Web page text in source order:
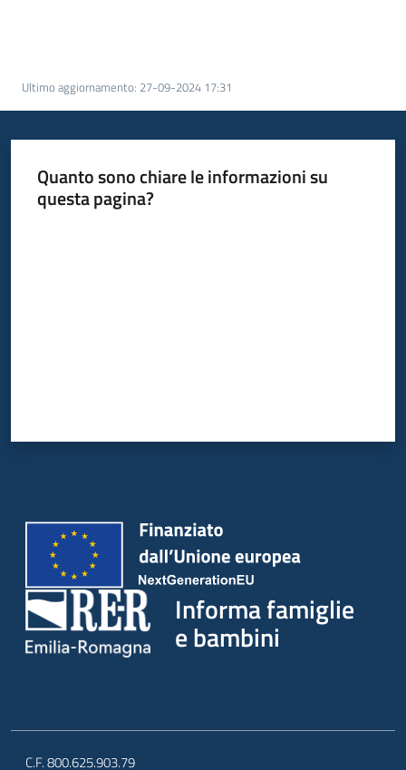
Ultimo aggiornamento: 27-09-2024 17:31
Quanto sono chiare le informazioni su
questa pagina?
Informa famiglie
e bambini
C.F. 800.625.903.79